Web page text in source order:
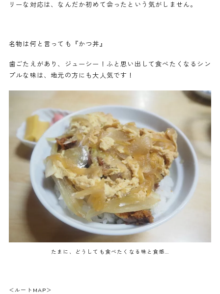
リーな対応は、なんだか初めて会ったという気がしません。
名物は何と言っても『かつ丼』
歯ごたえがあり、ジューシー！ふと思い出して食べたくなるシン
プルな味は、地元の方にも大人気です！
たまに、どうしても食べたくなる味と食感…
＜ルートMAP＞